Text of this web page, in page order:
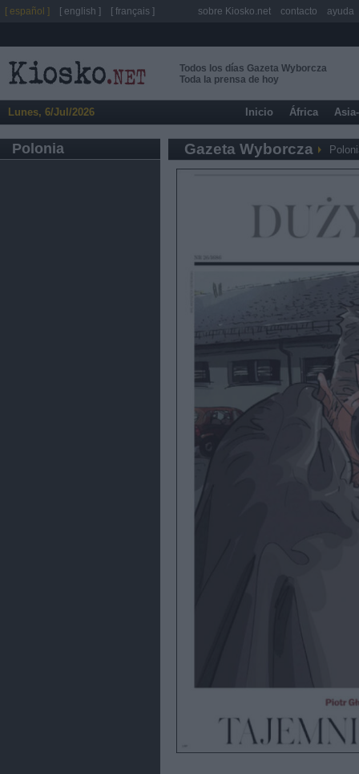
Todos los días Gazeta Wyborcza
Toda la prensa de hoy
Lunes, 6/Jul/2026 Inicio África
Polonia Gazeta Wyborcza
[ español ] [ english ] [ français ] sobre Kiosko.net contacto ayuda